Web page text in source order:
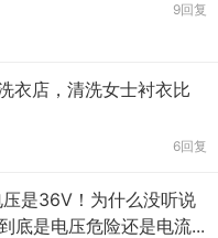
9回复
衣店，清洗女士衬衣比
6回复
是36V！为什么没听说
底是电压危险还是电流...